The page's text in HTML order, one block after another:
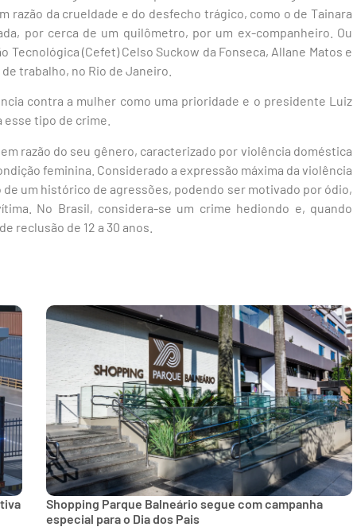
razão da crueldade e do desfecho trágico, como o de Tainara
por cerca de um quilômetro, por um ex-companheiro. Ou
(Cefet) Celso Suckow da Fonseca, Allane Matos e
trabalho, no Rio de Janeiro.
contra a mulher como uma prioridade e o presidente Luiz
tipo de crime.
razão do seu gênero, caracterizado por violência doméstica
feminina. Considerado a expressão máxima da violência
um histórico de agressões, podendo ser motivado por ódio,
No Brasil, considera-se um crime hediondo e, quando
reclusão de 12 a 30 anos.
Shopping Parque Balneário segue com campanha
especial para o Dia dos Pais